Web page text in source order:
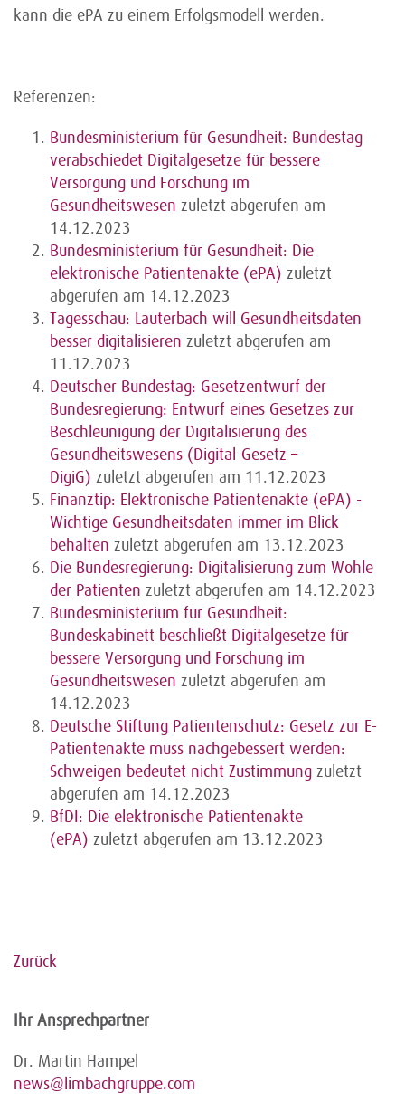
kann die ePA zu einem Erfolgsmodell werden.
Referenzen:
Bundesministerium für Gesundheit: Bundestag
verabschiedet Digitalgesetze für bessere
Versorgung und Forschung im
Gesundheitswesen zuletzt abgerufen am
14.12.2023
Bundesministerium für Gesundheit: Die
elektronische Patientenakte (ePA) zuletzt
abgerufen am 14.12.2023
Tagesschau: Lauterbach will Gesundheitsdaten
besser digitalisieren zuletzt abgerufen am
11.12.2023
Deutscher Bundestag: Gesetzentwurf der
Bundesregierung: Entwurf eines Gesetzes zur
Beschleunigung der Digitalisierung des
Gesundheitswesens (Digital-Gesetz –
DigiG) zuletzt abgerufen am 11.12.2023
Finanztip: Elektronische Patientenakte (ePA) -
Wichtige Gesundheitsdaten immer im Blick
behalten zuletzt abgerufen am 13.12.2023
Die Bundesregierung: Digitalisierung zum Wohle
der Patienten zuletzt abgerufen am 14.12.2023
Bundesministerium für Gesundheit:
Bundeskabinett beschließt Digitalgesetze für
bessere Versorgung und Forschung im
Gesundheitswesen zuletzt abgerufen am
14.12.2023
Deutsche Stiftung Patientenschutz: Gesetz zur E-
Patientenakte muss nachgebessert werden:
Schweigen bedeutet nicht Zustimmung zuletzt
abgerufen am 14.12.2023
BfDI: Die elektronische Patientenakte
(ePA) zuletzt abgerufen am 13.12.2023
Zurück
Ihr Ansprechpartner
Dr. Martin Hampel
news@limbachgruppe.com